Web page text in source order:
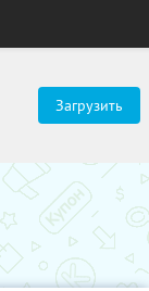
Загрузить